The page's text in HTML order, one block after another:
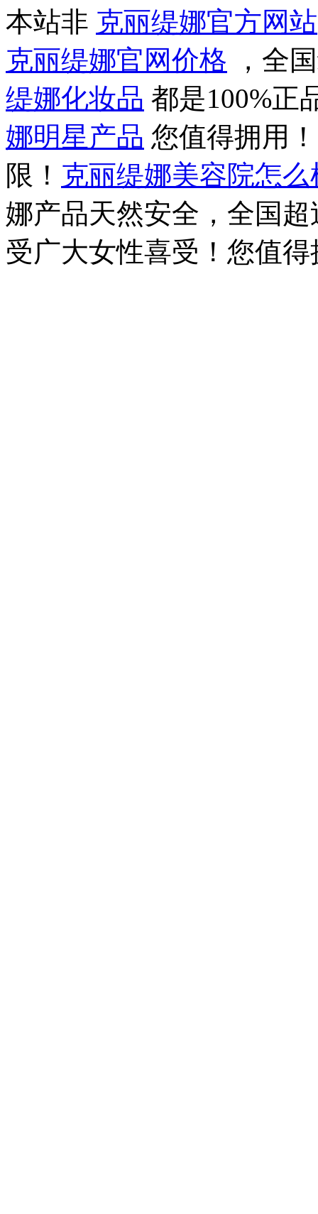
本站非 克丽缇娜官方网站
克丽缇娜官网价格 ，全
缇娜化妆品 都是100%正
娜明星产品 您值得拥用
限！ 克丽缇娜美容院怎么
娜产品天然安全，全国
受广大女性喜受！您值得